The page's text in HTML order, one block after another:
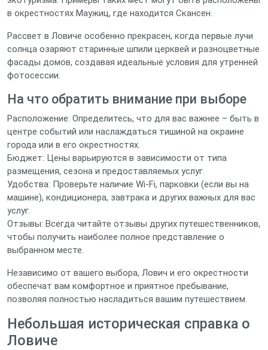
в окрестностях Маужиц, где находится Скансен.
Рассвет в Ловиче особенно прекрасен, когда первые лучи
солнца озаряют старинные шпили церквей и разноцветные
фасады домов, создавая идеальные условия для утренней
фотосессии.
На что обратить внимание при выборе
Расположение: Определитесь, что для вас важнее – быть в
центре событий или наслаждаться тишиной на окраине
города или в его окрестностях.
Бюджет: Цены варьируются в зависимости от типа
размещения, сезона и предоставляемых услуг.
Удобства: Проверьте наличие Wi-Fi, парковки (если вы на
машине), кондиционера, завтрака и других важных для вас
услуг.
Отзывы: Всегда читайте отзывы других путешественников,
чтобы получить наиболее полное представление о
выбранном месте.
Независимо от вашего выбора, Лович и его окрестности
обеспечат вам комфортное и приятное пребывание,
позволяя полностью насладиться вашим путешествием.
Небольшая историческая справка о
Ловиче